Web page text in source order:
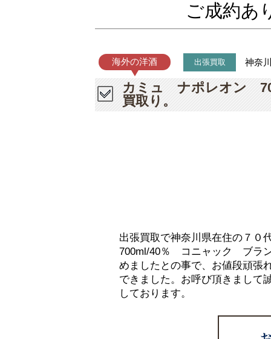
ご成約あ
海外の洋酒 出張買取 神奈
カミュ ナポレオン
買取り。
出張買取で神奈川県在住の７
700ml/40％ コニャック ブラ
めましたとの事で、お値段頑張
できました。お呼び頂きまして
しております。